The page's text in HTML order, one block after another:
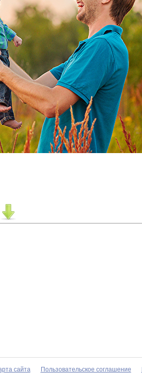
сайта Пользовательское соглашение